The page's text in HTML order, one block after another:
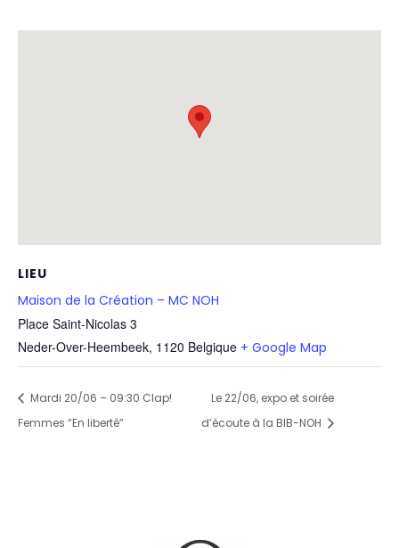
LIEU
Maison de la Création – MC NOH
Place Saint-Nicolas 3
Neder-Over-Heembeek, 1120 Belgique + Google Map
Mardi 20/06 – 09:30 Clap!
Femmes “En liberté”
Le 22/06, expo et soirée
d’écoute à la BIB-NOH